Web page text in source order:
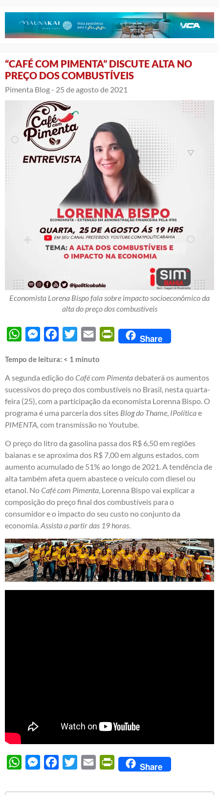
“CAFÉ COM PIMENTA” DISCUTE ALTA NO
PREÇO DOS COMBUSTÍVEIS
Pimenta Blog - 25 de agosto de 2021
Economista Lorena Bispo fala sobre impacto socioeconômico da
alta do preço dos combustíveis
WhatsAppMessengerFacebook
Twitter Email PrintFriendly
Share
Tempo de leitura: < 1 minuto
A segunda edição doCafé com Pimentadebaterá os aumentos
sucessivos do preço dos combustíveis no Brasil, nesta quarta-
feira (25), com a participação da economista Lorenna Bispo. O
programa é uma parceria dos sites Blog do Thame, IPolíticae
PIMENTA, com transmissão no Youtube.
O preço do litro da gasolina passa dos R$ 6,50 em regiões
baianas e se aproxima dos R$ 7,00 em alguns estados, com
aumento acumulado de 51% ao longo de 2021. A tendência de
alta também afeta quem abastece o veículo com diesel ou
etanol. NoCafé com Pimenta, Lorenna Bispo vai explicar a
composição do preço final dos combustíveis para o
consumidor e o impacto do seu custo no conjunto da
economia.Assista a partir das 19 horas.
WhatsAppMessengerFacebook
Twitter Email PrintFriendly
Share